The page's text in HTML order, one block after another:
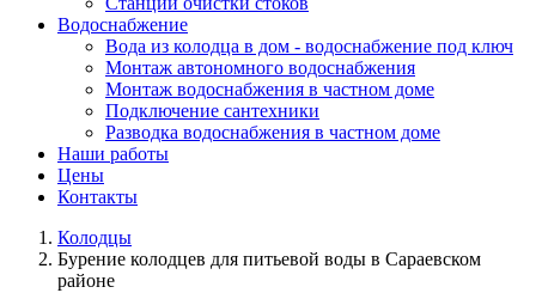
Водоснабжение
Вода из колодца в дом - водоснабжение под ключ
Монтаж автономного водоснабжения
Монтаж водоснабжения в частном доме
Подключение сантехники
Разводка водоснабжения в частном доме
Наши работы
Цены
Контакты
Колодцы
Бурение колодцев для питьевой воды в Сараевском
районе